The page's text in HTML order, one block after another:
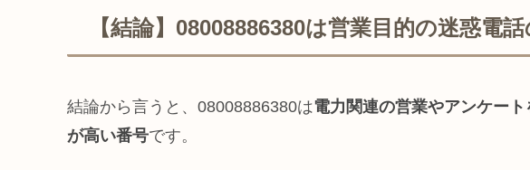
【結論】08008886380は営業目的の迷惑電
結論から言うと、08008886380は電力関連の営業やアンケー
が高い番号です。